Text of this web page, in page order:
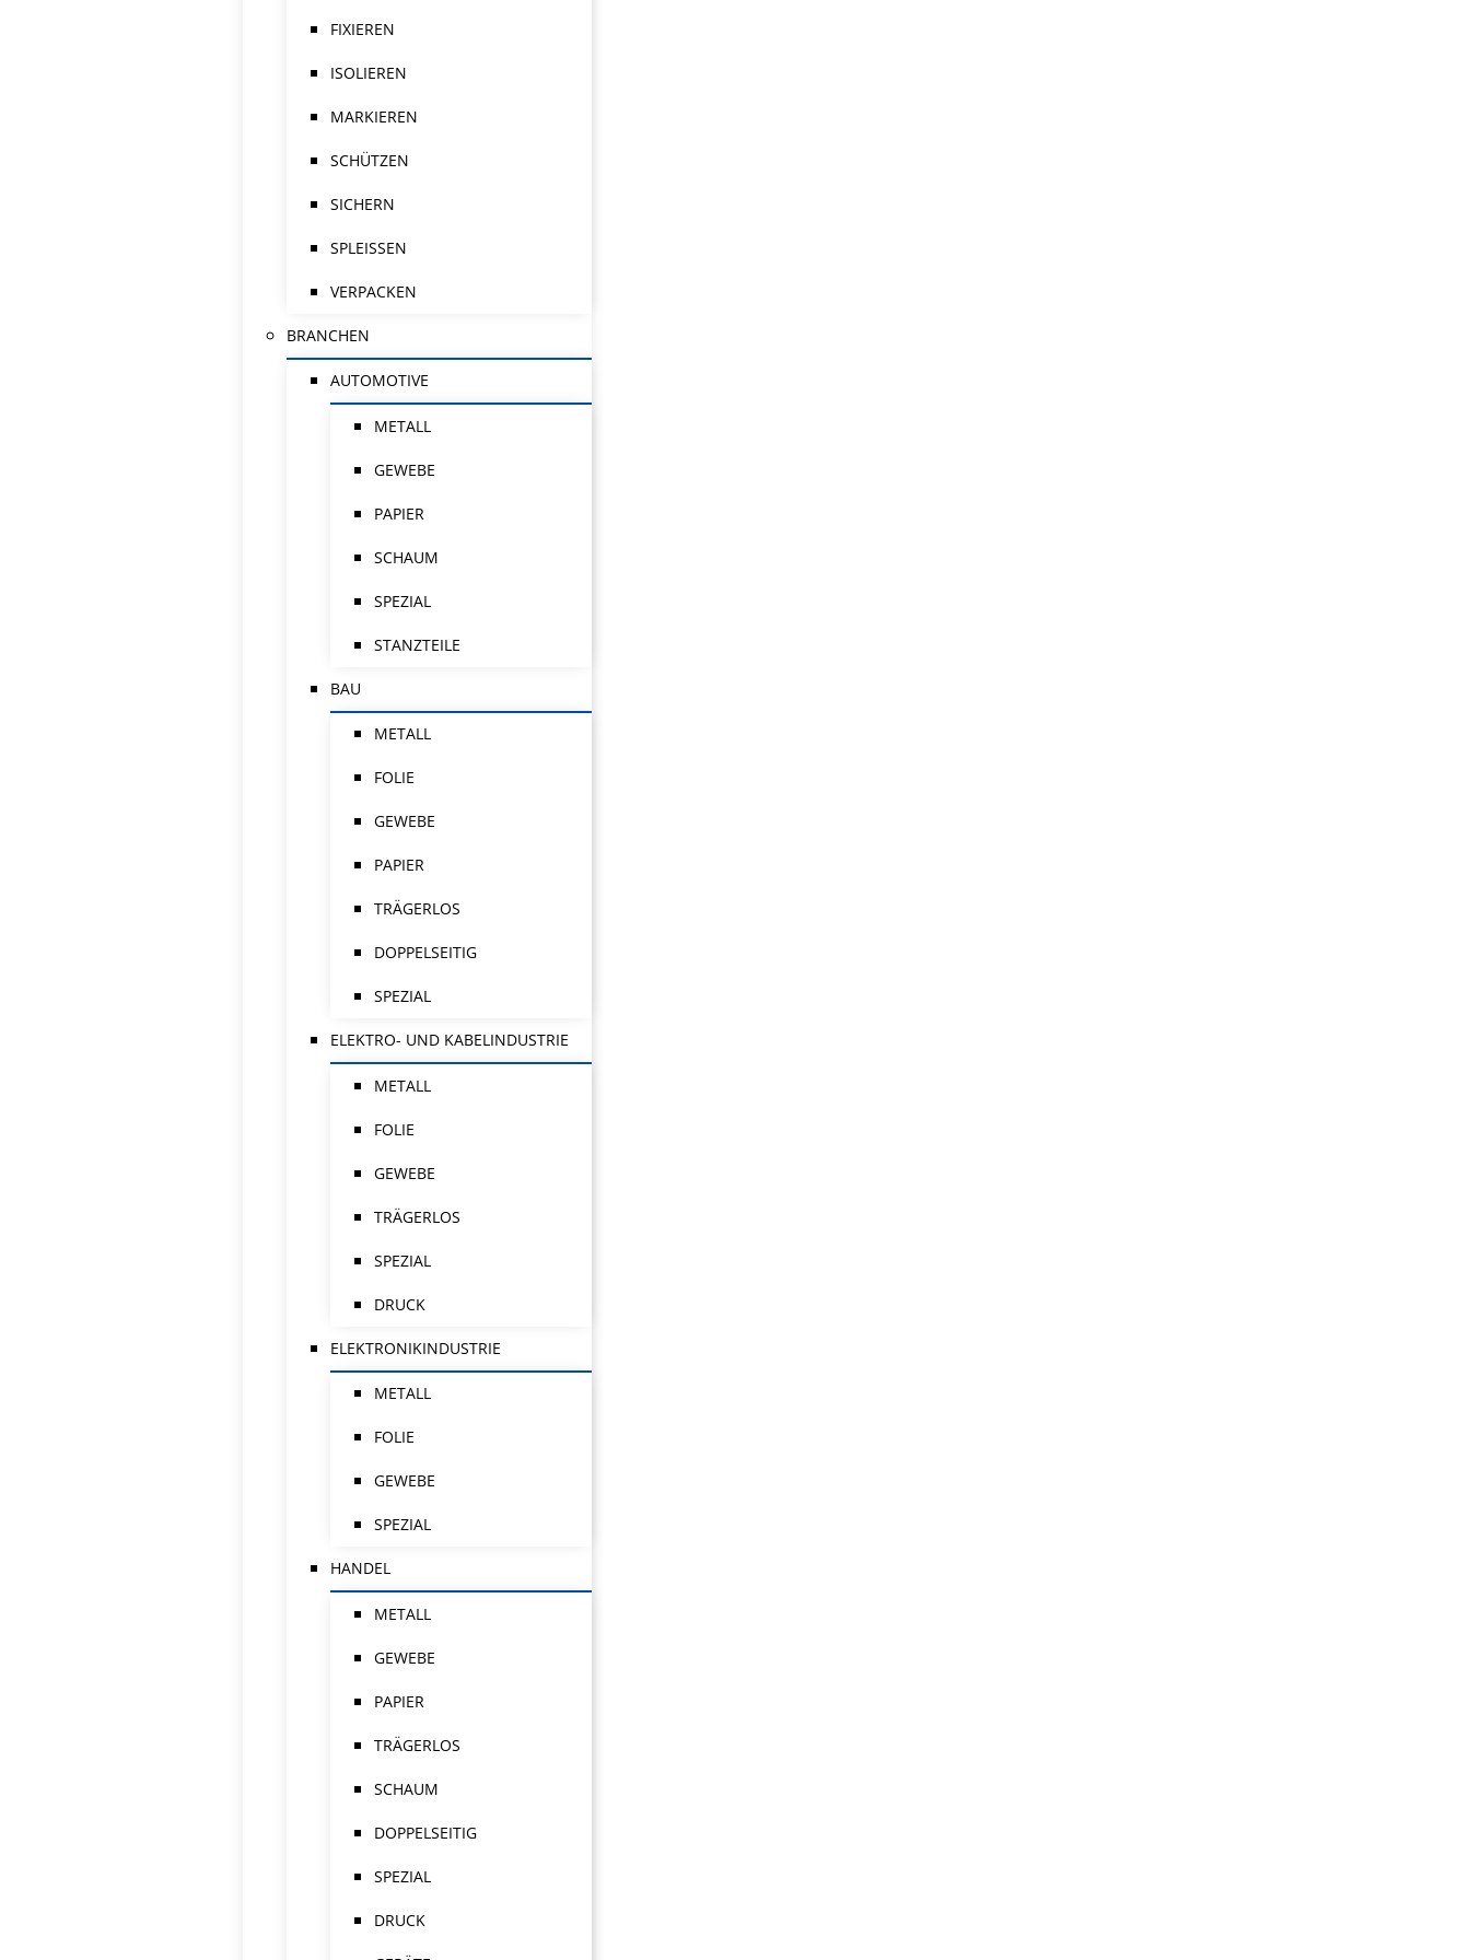
FIXIEREN
ISOLIEREN
MARKIEREN
SCHÜTZEN
SICHERN
SPLEISSEN
VERPACKEN
BRANCHEN
AUTOMOTIVE
METALL
GEWEBE
PAPIER
SCHAUM
SPEZIAL
STANZTEILE
BAU
METALL
FOLIE
GEWEBE
PAPIER
TRÄGERLOS
DOPPELSEITIG
SPEZIAL
ELEKTRO- UND KABELINDUSTRIE
METALL
FOLIE
GEWEBE
TRÄGERLOS
SPEZIAL
DRUCK
ELEKTRONIKINDUSTRIE
METALL
FOLIE
GEWEBE
SPEZIAL
HANDEL
METALL
GEWEBE
PAPIER
TRÄGERLOS
SCHAUM
DOPPELSEITIG
SPEZIAL
DRUCK